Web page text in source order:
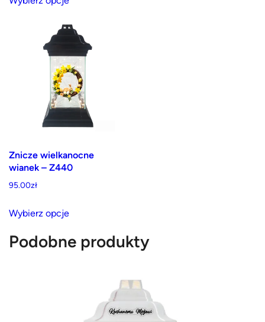
ma
wiele
wariantów.
Opcje
można
wybrać
produktu
Znicze wielkanocne
wianek – Z440
95.00zł
Wybierz opcje
wiele
wybrać
Podobne produkty